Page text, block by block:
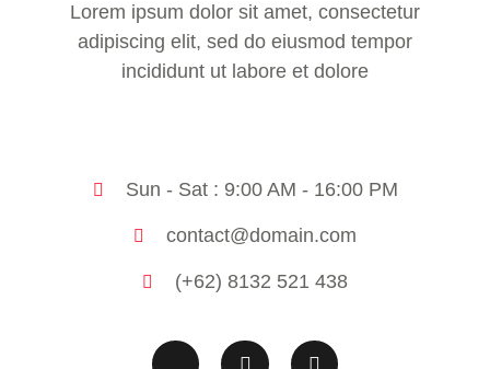
Lorem ipsum dolor sit amet, consectetur
adipiscing elit, sed do eiusmod tempor
incididunt ut labore et dolore
Sun - Sat : 9:00 AM - 16:00 PM
contact@domain.com
(+62) 8132 521 438